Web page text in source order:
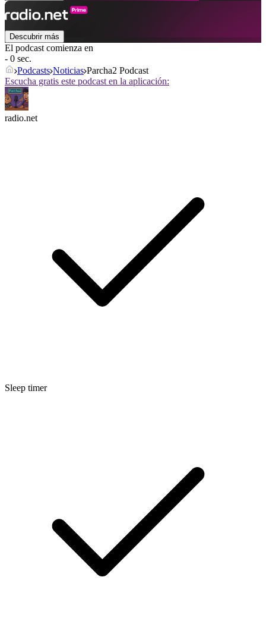
Descubrir más
El podcast comienza en
- 0 sec.
Podcasts Noticias Parcha2 Podcast
Escucha gratis este podcast en la aplicación:
radio.net
Sleep timer